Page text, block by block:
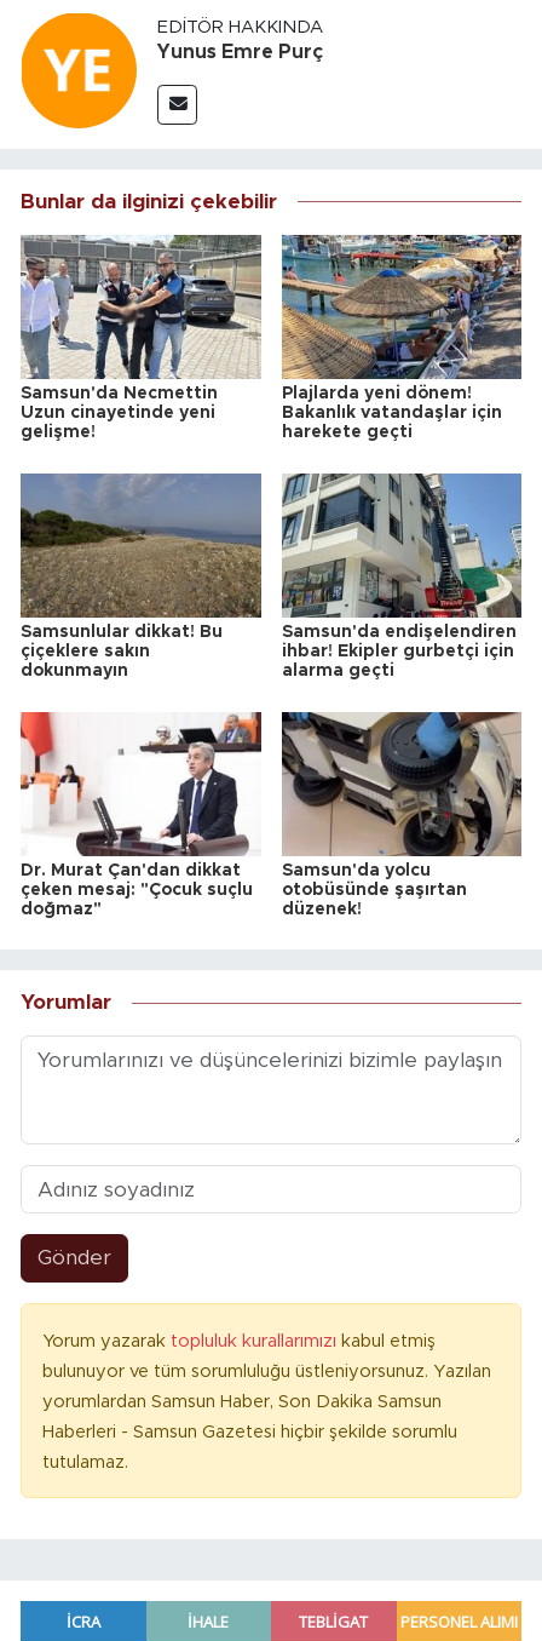
EDITÖR HAKKINDA
Yunus Emre Purç
Bunlar da ilginizi çekebilir
Samsun'da Necmettin
Uzun cinayetinde yeni
gelişme!
Plajlarda yeni dönem!
Bakanlık vatandaşlar için
harekete geçti
Samsunlular dikkat! Bu
çiçeklere sakın
dokunmayın
Samsun'da endişelendiren
ihbar! Ekipler gurbetçi için
alarma geçti
Dr. Murat Çan'dan dikkat
çeken mesaj: "Çocuk suçlu
doğmaz"
Samsun'da yolcu
otobüsünde şaşırtan
düzenek!
Yorumlar
Gönder
Yorum yazarak topluluk kurallarımızı kabul etmiş
bulunuyor ve tüm sorumluluğu üstleniyorsunuz. Yazılan
yorumlardan Samsun Haber, Son Dakika Samsun
Haberleri - Samsun Gazetesi hiçbir şekilde sorumlu
tutulamaz.